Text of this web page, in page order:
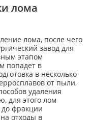
лома
лома, после чего
завод для
этапом
попадет в
в несколько
от пыли,
удаления
для этого лом
фракции
отходы в